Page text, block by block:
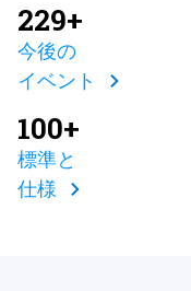
229+
今後の
イベント
100+
標準と
仕様